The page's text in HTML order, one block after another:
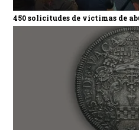
450 solicitudes de víctimas de